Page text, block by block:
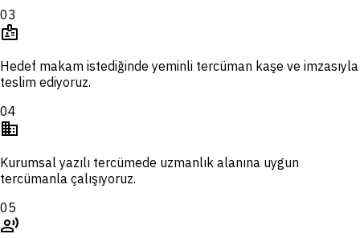
03
badge
Hedef makam istediğinde yeminli tercüman kaşe ve imzasıyla
teslim ediyoruz.
04
domain
Kurumsal yazılı tercümede uzmanlık alanına uygun
tercümanla çalışıyoruz.
05
record_voice_over